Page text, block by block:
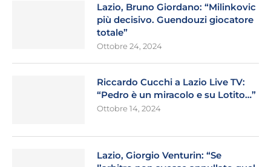
Lazio, Bruno Giordano: “Milinkovic
più decisivo. Guendouzi giocatore
totale”
Ottobre 24, 2024
Riccardo Cucchi a Lazio Live TV:
“Pedro è un miracolo e su Lotito…”
Ottobre 14, 2024
Lazio, Giorgio Venturin: “Se